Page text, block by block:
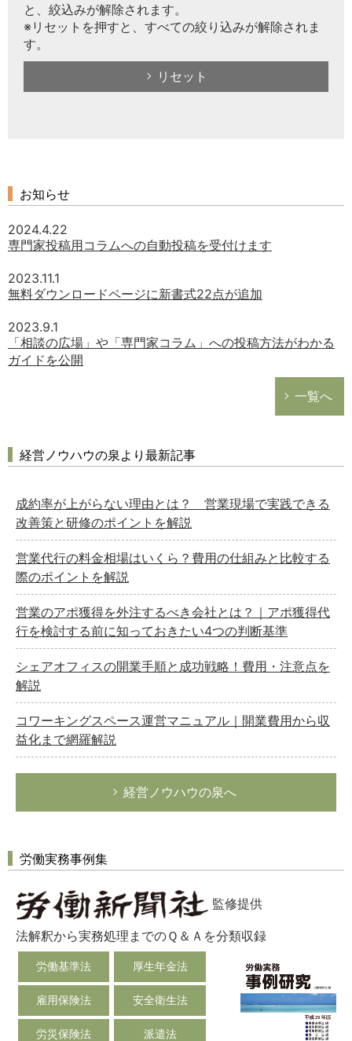
と、絞込みが解除されます。
※リセットを押すと、すべての絞り込みが解除されま
す。
リセット
お知らせ
2024.4.22
専門家投稿用コラムへの自動投稿を受付けます
2023.11.1
無料ダウンロードページに新書式22点が追加
2023.9.1
「相談の広場」や「専門家コラム」への投稿方法がわかる
ガイドを公開
一覧へ
経営ノウハウの泉より最新記事
成約率が上がらない理由とは？ 営業現場で実践できる
改善策と研修のポイントを解説
営業代行の料金相場はいくら？費用の仕組みと比較する
際のポイントを解説
営業のアポ獲得を外注するべき会社とは？｜アポ獲得代
行を検討する前に知っておきたい4つの判断基準
シェアオフィスの開業手順と成功戦略！費用・注意点を
解説
コワーキングスペース運営マニュアル｜開業費用から収
益化まで網羅解説
経営ノウハウの泉へ
労働実務事例集
監修提供
法解釈から実務処理までのＱ＆Ａを分類収録
労働基準法 厚生年金法
雇用保険法 安全衛生法
労災保険法 派遣法